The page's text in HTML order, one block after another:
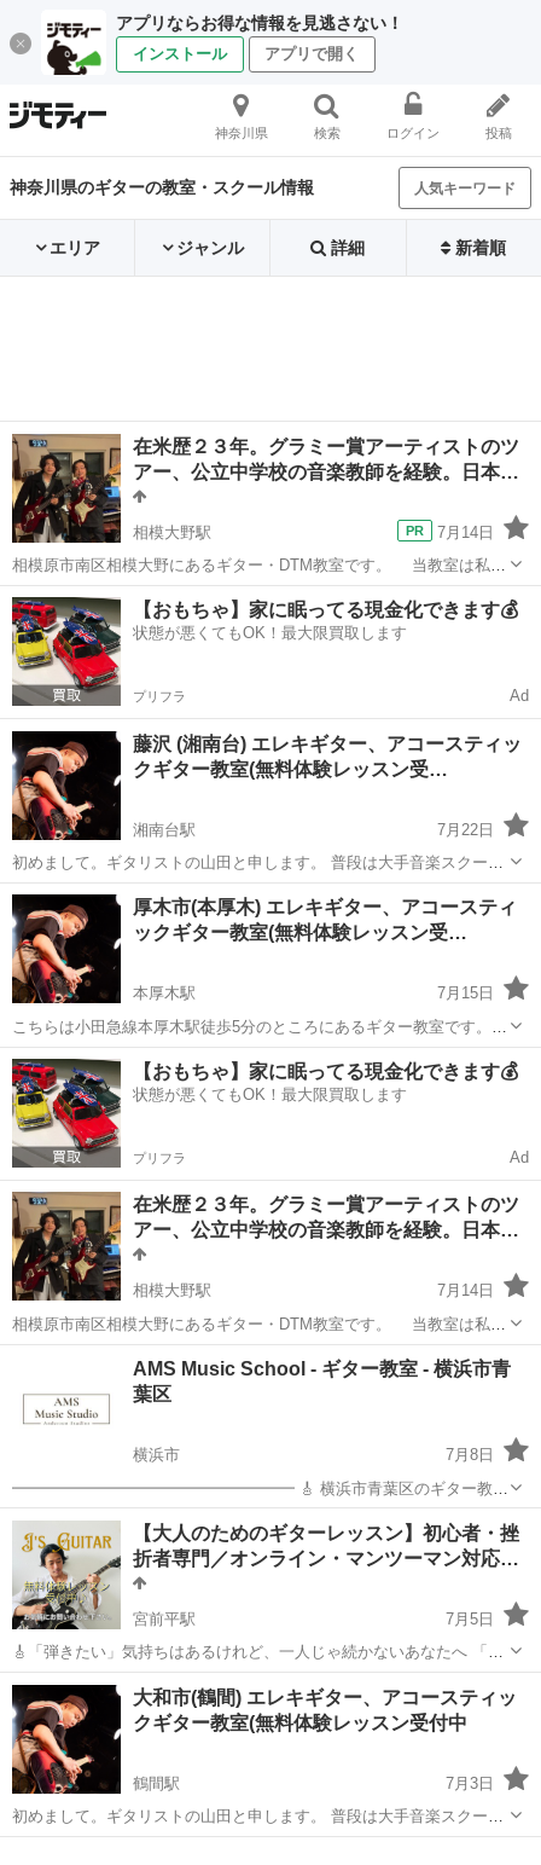
アプリならお得な情報を見逃さない！
インストール アプリで開く
神奈川県 検索 ログイン 投稿
神奈川県のギターの教室・スクール情報 人気キーワード
エリア ジャンル 詳細 新着順
在米歴２３年。グラミー賞アーティストのツ
アー、公立中学校の音楽教師を経験。日本…
相模大野駅
7月14日
相模原市南区相模大野にあるギター・DTM教室です。 当教室は私
Hiroが1997-2020アメリカはニューヨークでツアーミュージシャンや、
ブルックリンの公立中学校の音楽講師で累計５００人もの生徒を教え
た経験をもとにし...
神奈川 相模原市 相模大野駅 ギター DTM
【おもちゃ】家に眠ってる現金化できます💰
状態が悪くてもOK！最大限買取します
プリフラ Ad
藤沢 (湘南台) エレキギター、アコースティッ
クギター教室(無料体験レッスン受…
湘南台駅
7月22日
初めまして。ギタリストの山田と申します。 普段は大手音楽スクール
などでギター・作曲・編曲、DTMのレッスンを行っています。 現在は
個人的に湘南台駅駅東口徒歩2分の音楽スタジオにてエレキギター・ア
コースティックギタ...
神奈川 藤沢市 湘南台駅 レッスン
厚木市(本厚木) エレキギター、アコースティ
ックギター教室(無料体験レッスン受…
本厚木駅
7月15日
こちらは小田急線本厚木駅徒歩5分のところにあるギター教室です。
私はこちらの教室で講師をさせて頂いている山田と申します。 まず初
めにギターという楽器は非常に人気のある楽器ですが、一方で非常に
難しそうで敷居の高い楽...
神奈川 厚木市 本厚木駅 ギター エレキギター
【おもちゃ】家に眠ってる現金化できます💰
状態が悪くてもOK！最大限買取します
プリフラ Ad
在米歴２３年。グラミー賞アーティストのツ
アー、公立中学校の音楽教師を経験。日本…
相模大野駅
7月14日
相模原市南区相模大野にあるギター・DTM教室です。 当教室は私
Hiroが1997-2020アメリカはニューヨークでツアーミュージシャンや、
ブルックリンの公立中学校の音楽講師で累計５００人もの生徒を教え
た経験をもとにし...
ギター DTM
AMS Music School - ギター教室 - 横浜市青
葉区
横浜市
7月8日
━━━━━━━━━━━━━━━━━━ 🎸 横浜市青葉区のギター教室
AMS Music Studio（青葉区校） ＼女性・学生さん限定／
━━━━━━━━━━━━━━━━━━ 「歌いながらギターを弾け
た...
神奈川 横浜市 ギター
【大人のためのギターレッスン】初心者・挫
折者専門／オンライン・マンツーマン対応…
宮前平駅
7月5日
🎸「弾きたい」気持ちはあるけれど、一人じゃ続かないあなたへ 「昔
買ったギターが置物になっている」「YouTubeを見ても三日坊主…」
それは、あなたがズボラだからではありません。 「一人で練習する」
のが一番難しいからです...
神奈川 川崎市 宮前平駅 ギター レッスン
大和市(鶴間) エレキギター、アコースティッ
クギター教室(無料体験レッスン受付中
鶴間駅
7月3日
初めまして。ギタリストの山田と申します。 普段は大手音楽スクール
などでギター・作曲・編曲、DTMのレッスンを行っています。 現在は